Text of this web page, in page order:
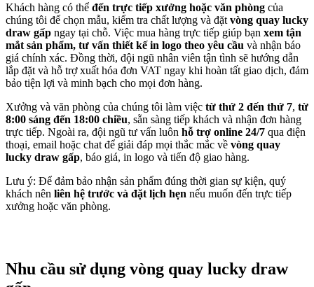
Khách hàng có thể đến trực tiếp xưởng hoặc văn phòng của
chúng tôi để chọn mẫu, kiểm tra chất lượng và đặt vòng quay lucky
draw gấp ngay tại chỗ. Việc mua hàng trực tiếp giúp bạn xem tận
mắt sản phẩm, tư vấn thiết kế in logo theo yêu cầu và nhận báo
giá chính xác. Đồng thời, đội ngũ nhân viên tận tình sẽ hướng dẫn
lắp đặt và hỗ trợ xuất hóa đơn VAT ngay khi hoàn tất giao dịch, đảm
bảo tiện lợi và minh bạch cho mọi đơn hàng.
Xưởng và văn phòng của chúng tôi làm việc từ thứ 2 đến thứ 7, từ
8:00 sáng đến 18:00 chiều, sẵn sàng tiếp khách và nhận đơn hàng
trực tiếp. Ngoài ra, đội ngũ tư vấn luôn hỗ trợ online 24/7 qua điện
thoại, email hoặc chat để giải đáp mọi thắc mắc về vòng quay
lucky draw gấp, báo giá, in logo và tiến độ giao hàng.
Lưu ý: Để đảm bảo nhận sản phẩm đúng thời gian sự kiện, quý
khách nên liên hệ trước và đặt lịch hẹn nếu muốn đến trực tiếp
xưởng hoặc văn phòng.
Nhu cầu sử dụng vòng quay lucky draw